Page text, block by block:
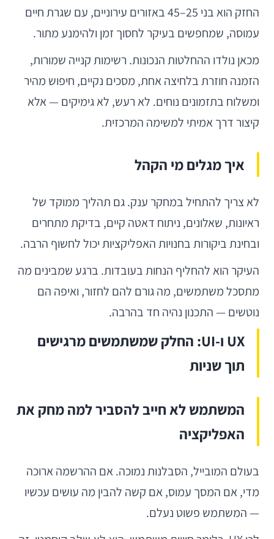
החזק הוא בני 25–45 באזורים עירוניים, עם שגרת חיים
עמוסה, שמחפשים בעיקר לחסוך זמן ולהימנע מתור.
מכאן נולדו ההחלטות הנכונות. רשימות קנייה שמורות,
הזמנה חוזרת בלחיצה אחת, מסכים נקיים, חיפוש מהיר
ומשלוח בתזמונים נוחים. לא רעש, לא גימיקים — אלא
קיצור דרך אמיתי למשימה המרכזית.
איך מגלים מי הקהל
לא צריך להתחיל במחקר ענק. גם תהליך ממוקד של
ראיונות, שאלונים, ניתוח דאטה קיים, בדיקת מתחרים
ובחינת ביקורות בחנויות האפליקציות יכול לחשוף הרבה.
העיקר הוא להחליף הנחות בעובדות. ברגע שמבינים מה
מתסכל משתמשים, מה גורם להם לחזור, ואיפה הם
נוטשים — התכנון נהיה חד בהרבה.
UX ו-UI: החלק שמשתמשים מרגישים
תוך שניות
המשתמש לא חייב להסביר למה מחק את
האפליקציה
בעולם המובייל, הסבלנות נמוכה. אם ההרשמה ארוכה
מדי, אם המסך עמוס, אם קשה להבין מה עושים עכשיו
— המשתמש פשוט נעלם.